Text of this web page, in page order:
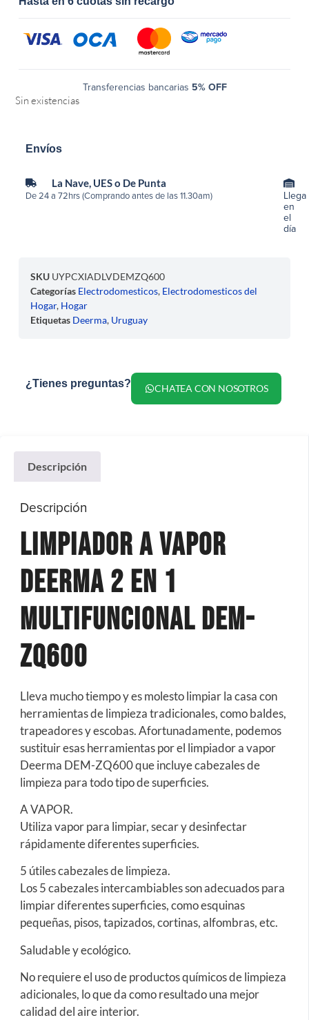
Transferencias bancarias 5% OFF
Sin existencias
Envíos
La Nave, UES o De Punta
De 24 a 72hrs (Comprando antes de las 11.30am)
Llega
en
el
día
SKU UYPCXIADLVDEMZQ600
Categorías Electrodomesticos, Electrodomesticos del
Hogar, Hogar
Etiquetas Deerma, Uruguay
¿Tienes preguntas? CHATEA CON NOSOTROS
Descripción
Descripción
Limpiador A Vapor
Deerma 2 En 1
Multifuncional DEM-
ZQ600
Lleva mucho tiempo y es molesto limpiar la casa con
herramientas de limpieza tradicionales, como baldes,
trapeadores y escobas. Afortunadamente, podemos
sustituir esas herramientas por el limpiador a vapor
Deerma DEM-ZQ600 que incluye cabezales de
limpieza para todo tipo de superficies.
A VAPOR.
Utiliza vapor para limpiar, secar y desinfectar
rápidamente diferentes superficies.
5 útiles cabezales de limpieza.
Los 5 cabezales intercambiables son adecuados para
limpiar diferentes superficies, como esquinas
pequeñas, pisos, tapizados, cortinas, alfombras, etc.
Saludable y ecológico.
No requiere el uso de productos químicos de limpieza
adicionales, lo que da como resultado una mejor
calidad del aire interior.